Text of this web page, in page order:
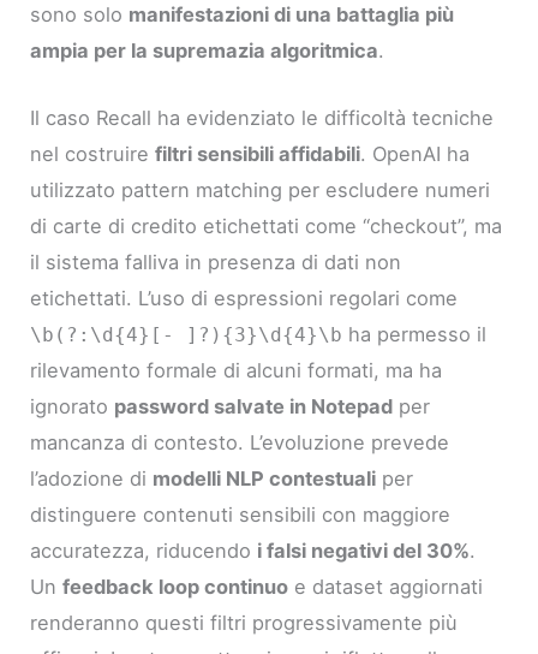
sono solo manifestazioni di una battaglia più
ampia per la supremazia algoritmica.
Il caso Recall ha evidenziato le difficoltà tecniche
nel costruirefiltri sensibili affidabili. OpenAI ha
utilizzato pattern matching per escludere numeri
di carte di credito etichettati come “checkout”, ma
il sistema falliva in presenza di dati non
etichettati. L’uso di espressioni regolari come
\b(?:\d{4}[- ]?){3}\d{4}\b ha permesso il
rilevamento formale di alcuni formati, ma ha
ignorato password salvate in Notepad per
mancanza di contesto. L’evoluzione prevede
l’adozione di modelli NLP contestuali per
distinguere contenuti sensibili con maggiore
accuratezza, riducendo i falsi negativi del 30%.
Unfeedback loop continuo e dataset aggiornati
renderanno questi filtri progressivamente più